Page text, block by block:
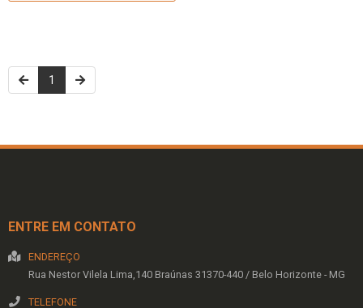
1
ENTRE EM CONTATO
ENDEREÇO
Rua Nestor Vilela Lima,140 Braúnas 31370-440 / Belo Horizonte - MG
TELEFONE